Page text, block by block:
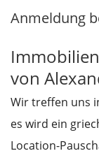
Anmeldung
von
Wir treffen uns
es wird ein
Location-